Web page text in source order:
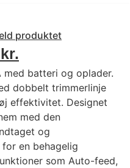
produktet
kr.
med batteri og oplader.
dobbelt trimmerlinje
effektivitet. Designet
med den
og
en behagelig
som Auto-feed,